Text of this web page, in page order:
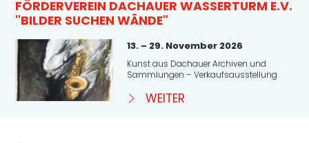
FÖRDERVEREIN DACHAUER WASSERTURM E.V.
"BILDER SUCHEN WÄNDE"
13. – 29. November 2026
Kunst aus Dachauer Archiven und
Sammlungen – Verkaufsausstellung
WEITER